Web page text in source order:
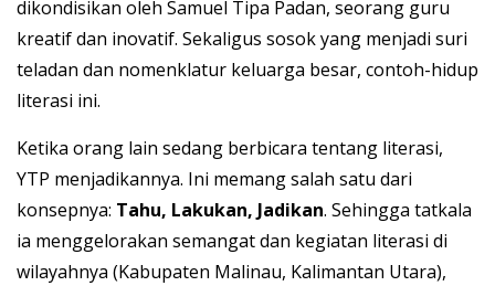
dikondisikan oleh Samuel Tipa Padan, seorang guru
kreatif dan inovatif. Sekaligus sosok yang menjadi suri
teladan dan nomenklatur keluarga besar, contoh-hidup
literasi ini.
Ketika orang lain sedang berbicara tentang literasi,
YTP menjadikannya. Ini memang salah satu dari
konsepnya: Tahu, Lakukan, Jadikan. Sehingga tatkala
ia menggelorakan semangat dan kegiatan literasi di
wilayahnya (Kabupaten Malinau, Kalimantan Utara),